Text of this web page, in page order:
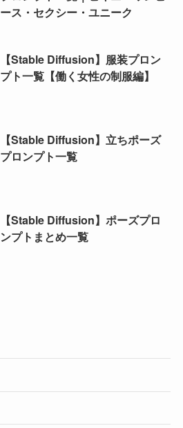
ース・セクシー・ユニーク
【Stable Diffusion】服装プロン
プト一覧【働く女性の制服編】
【Stable Diffusion】立ちポーズ
プロンプト一覧
【Stable Diffusion】ポーズプロ
ンプトまとめ一覧